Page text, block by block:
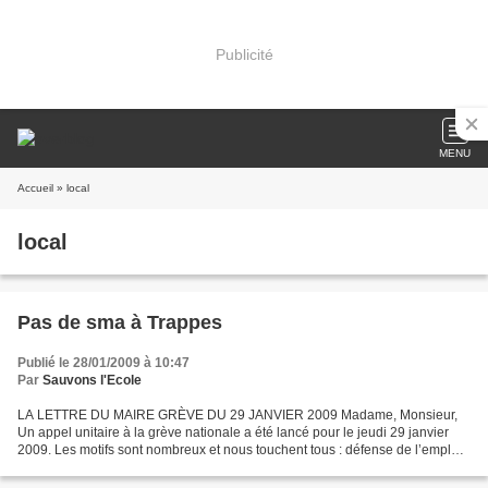
Publicité
MENU
Accueil » local
local
Pas de sma à Trappes
Publié le 28/01/2009 à 10:47
Par Sauvons l'Ecole
LA LETTRE DU MAIRE GRÈVE DU 29 JANVIER 2009 Madame, Monsieur,
Un appel unitaire à la grève nationale a été lancé pour le jeudi 29 janvier
2009. Les motifs sont nombreux et nous touchent tous : défense de l’emploi